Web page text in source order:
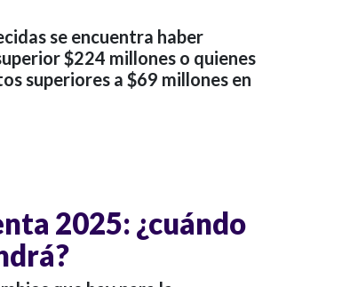
se encuentra haber
$224 millones o quienes
superiores a $69 millones en
2025: ¿cuándo